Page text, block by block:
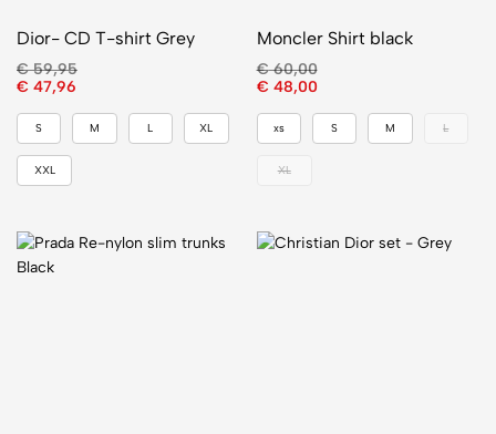
Dior- CD T-shirt Grey
€59,95
€ 47,96
S M L XL
XXL
Moncler Shirt black
€60,00
€ 48,00
xs S M L
XL